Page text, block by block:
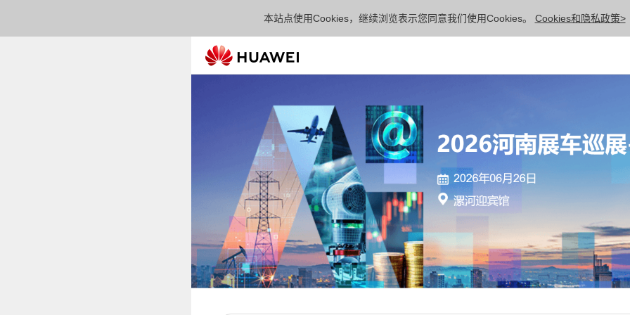
本站点使用Cookies，继续浏览表示您同意我们使用Cookies。 Cookies和隐私政策>